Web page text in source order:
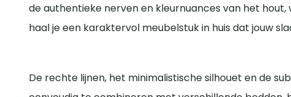
de authentieke nerven en kleurnuances van het hout,
haal je een karaktervol meubelstuk in huis dat jouw
De rechte lijnen, het minimalistische silhouet en de